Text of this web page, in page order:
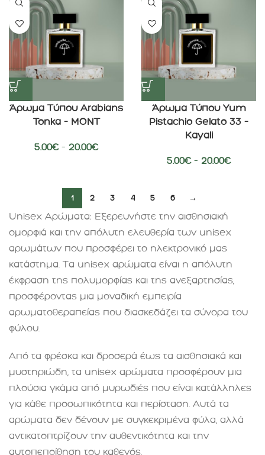
Άρωμα Τύπου Arabians
Tonka – MONT
5.00€ – 20.00€
Άρωμα Τύπου Yum
Pistachio Gelato 33 –
Kayali
5.00€ – 20.00€
1 2 3 4 5 6 →
Unisex Αρώματα: Εξερευνήστε την αισθησιακή
ομορφιά και την απόλυτη ελευθερία των unisex
αρωμάτων που προσφέρει το ηλεκτρονικό μας
κατάστημα. Τα unisex αρώματα είναι η απόλυτη
έκφραση της πολυμορφίας και της ανεξαρτησίας,
προσφέροντας μια μοναδική εμπειρία
αρωματοθεραπείας που διασκεδάζει τα σύνορα του
φύλου.
Από τα φρέσκα και δροσερά έως τα αισθησιακά και
μυστηριώδη, τα unisex αρώματα προσφέρουν μια
πλούσια γκάμα από μυρωδιές που είναι κατάλληλες
για κάθε προσωπικότητα και περίσταση. Αυτά τα
αρώματα δεν δένουν με συγκεκριμένα φύλα, αλλά
αντικατοπτρίζουν την αυθεντικότητα και την
αυτοπεποίθηση του καθενός.